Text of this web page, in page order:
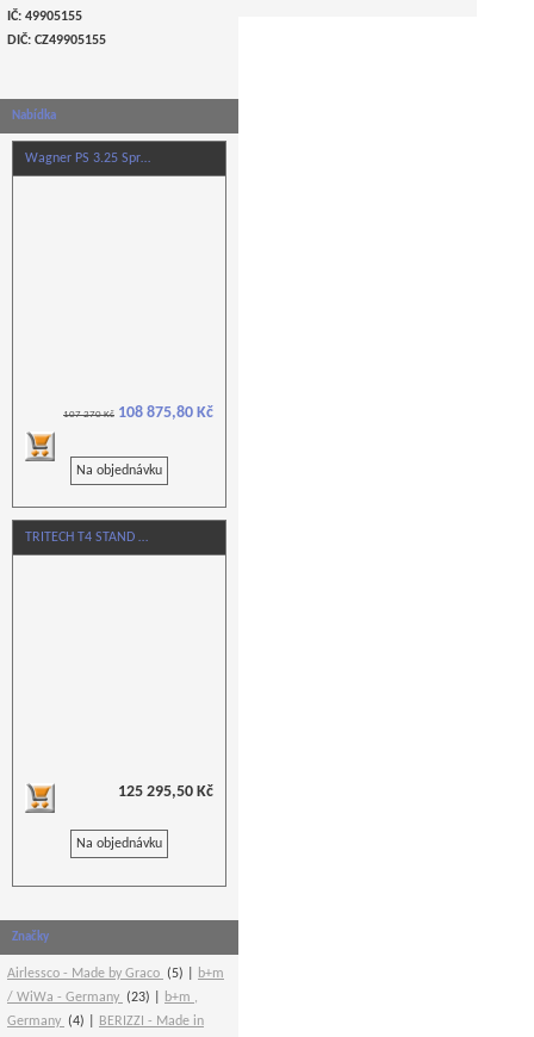
IČ: 49905155
DIČ: CZ49905155
Nabídka
Wagner PS 3.25 Spr…
107 270 Kč 108 875,80 Kč
Na objednávku
TRITECH T4 STAND …
125 295,50 Kč
Na objednávku
Značky
Airlessco - Made by Graco (5)
b+m
/ WiWa - Germany (23)
b+m ,
Germany (4)
BERIZZI - Made in